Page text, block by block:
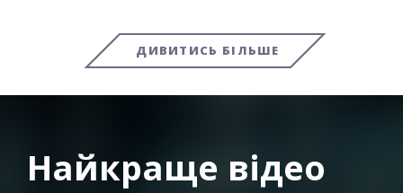
ДИВИТИСЬ БІЛЬШЕ
Найкраще відео